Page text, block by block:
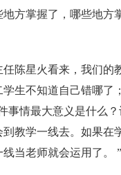
方掌握了，哪些地方
星火看来，我们的
生不知道自己错哪了
事情最大意义是什么
教学一线去。如果在
当老师就会运用了。 ”